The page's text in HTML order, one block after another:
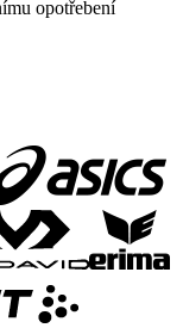
opotřebení